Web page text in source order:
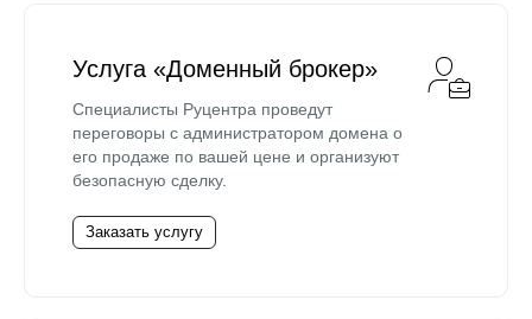
Услуга «Доменный брокер»
Специалисты Руцентра проведут
переговоры с администратором домена о
его продаже по вашей цене и организуют
безопасную сделку.
Заказать услугу